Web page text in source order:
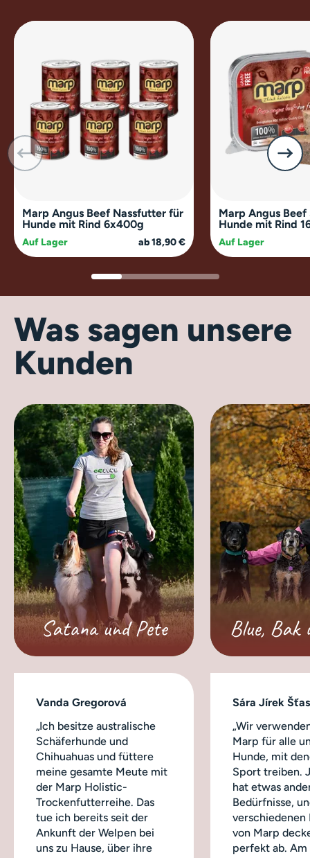
Marp Angus Beef Nassfutter für
Hunde mit Rind 6x400g
Auf Lager ab 18,90 €
Marp Angus
Hunde mit Rind
Auf Lager
Was sagen unsere
Kunden
Satana und Pete
Vanda Gregorová
„Ich besitze australische
Schäferhunde und
Chihuahuas und füttere
meine gesamte Meute mit
der Marp Holistic-
Trockenfutterreihe. Das
tue ich bereits seit der
Ankunft der Welpen bei
uns zu Hause, über ihre
Blue, Bak
Sára Jírek
„Wir
Marp für alle
Hunde, mit
Sport treiben.
hat etwas
Bedürfnisse,
verschiedenen
von Marp
perfekt ab.